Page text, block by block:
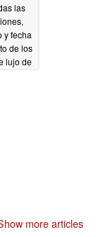
las
y fecha
de los
lujo de
12
de
more articles